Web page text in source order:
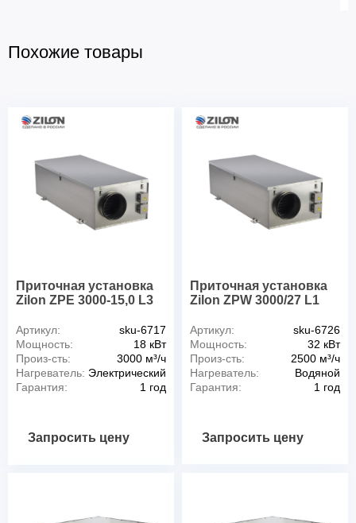
Похожие товары
Приточная установка
Zilon ZPE 3000-15,0 L3
Артикул:
sku-6717
Мощность:
18 кВт
Произ-сть:
3000 м³/ч
Нагреватель: Электрический
Гарантия:
1 год
Запросить цену
Приточная установка
Zilon ZPW 3000/27 L1
Артикул:
sku-6726
Мощность:
32 кВт
Произ-сть:
2500 м³/ч
Нагреватель:
Водяной
Гарантия:
1 год
Запросить цену